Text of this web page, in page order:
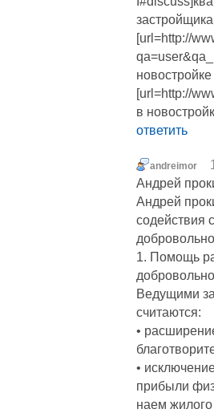
[url=http://
[url=http://
в
ответить
andreimor
Андрей
Андрей
содействия
1. Помощь
Ведущими
считаются:
•
•
прибыли
наем